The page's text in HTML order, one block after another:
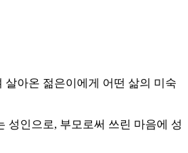
아온 젊은이에게 어떤 삶의 미숙
성인으로, 부모로써 쓰린 마음에 성